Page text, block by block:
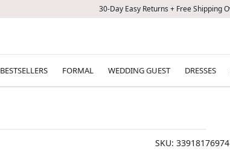
30-Day Easy Returns + Free Shipping
BESTSELLERS FORMAL WEDDING GUEST DRESSES
SKU: 33918176974